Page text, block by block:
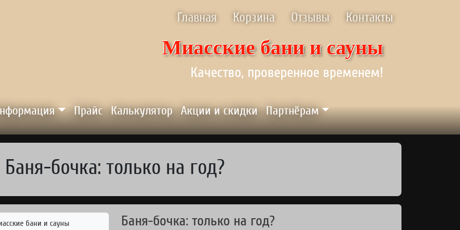
Главная Корзина Отзывы Контакты
Миасские бани и сауны
Качество, проверенное временем!
Прайс Калькулятор Акции и скидки Партнёрам
Баня-бочка: только на год?
Баня-бочка: только на год?